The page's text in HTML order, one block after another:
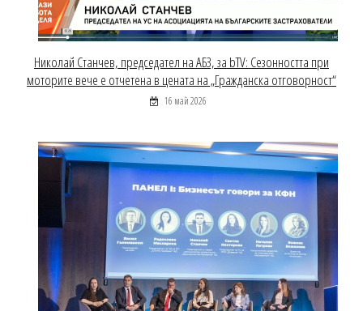
Николай Станчев, председател на АБЗ, за bTV: Сезонността при
моторите вече е отчетена в цената на „Гражданска отговорност“
16 май 2026